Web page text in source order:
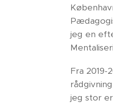
jeg en
Fra
jeg stor